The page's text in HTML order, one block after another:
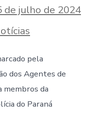
de julho de 2024
pela
dos Agentes de
membros da
do Paraná